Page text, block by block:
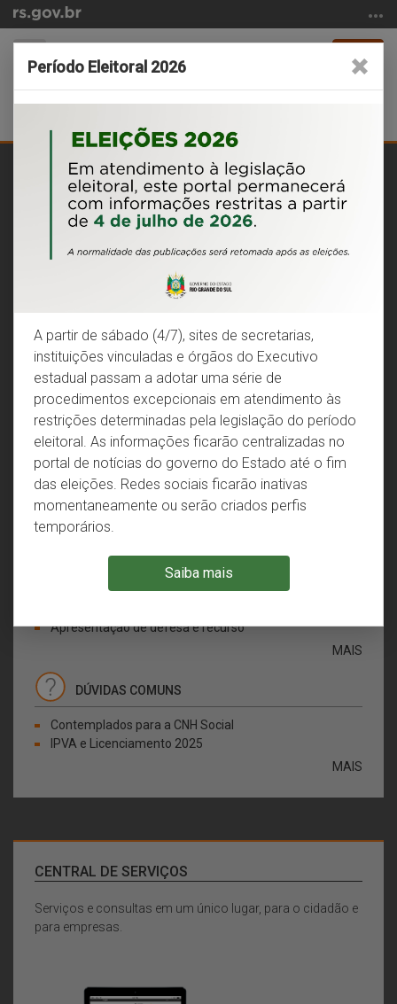
para
conteúdo
o
Alterna
navegação
Período Eleitoral 2026
A partir de sábado (4/7), sites de secretarias,
instituições vinculadas e órgãos do Executivo
estadual passam a adotar uma série de
procedimentos excepcionais em atendimento às
restrições determinadas pela legislação do período
eleitoral. As informações ficarão centralizadas no
portal de notícias do governo do Estado até o fim
das eleições. Redes sociais ficarão inativas
momentaneamente ou serão criados perfis
temporários.
Saiba mais
Olá! O que você está procurando?
SERVIÇOS MAIS ACESSADOS
VEÍCULOS
Consulta de veículo
Licenciamento do veículo
MAIS
HABILITAÇÃO/CNH
CNH do Brasil
Renovação da CNH
INFRAÇÕES/MULTAS
Apresentação de defesa e recurso
MAIS
DÚVIDAS COMUNS
Contemplados para a CNH Social
IPVA e Licenciamento 2025
MAIS
CENTRAL DE SERVIÇOS
Serviços e consultas em um único lugar, para o cidadão e
para empresas.